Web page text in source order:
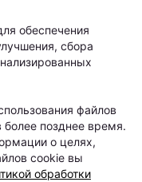
водохранилища,
берег»),
обеспечения
сбора
файлов
более позднее время.
о целях,
cookie вы
обработки